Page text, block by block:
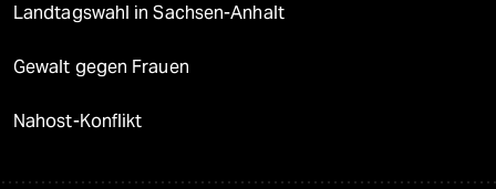
Landtagswahl in Sachsen-Anhalt
Gewalt gegen Frauen
Nahost-Konflikt